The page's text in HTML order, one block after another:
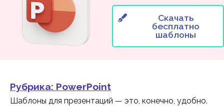
Скачать
бесплатно
шаблоны
Рубрика: PowerPoint
Шаблоны для презентаций — это, конечно, удобно.